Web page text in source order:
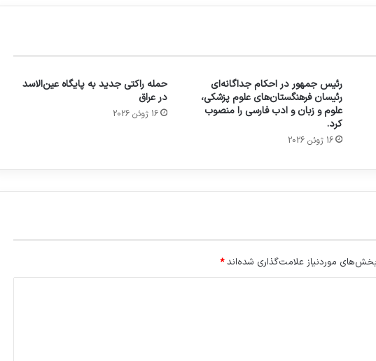
رئیس جمهور در احکام جداگانه‌ای
رئیسان فرهنگستان‌های علوم پزشکی،
علوم و زبان و ادب فارسی را منصوب
کرد.
16 ژوئن 2026
حمله راکتی جدید به پایگاه عین‌الاسد
در عراق
16 ژوئن 2026
بخش‌های موردنیاز علامت‌گذاری شده‌اند*